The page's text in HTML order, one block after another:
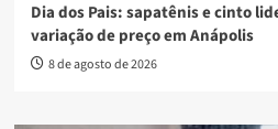
Dia dos Pais: sapatênis e cinto
variação de preço em Anápolis
8 de agosto de 2026